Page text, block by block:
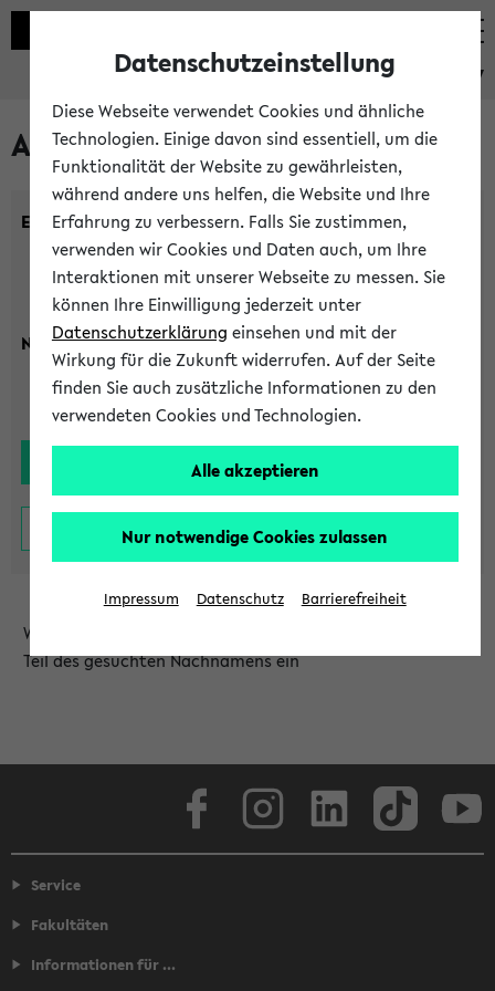
eKVV
Alle Lehrenden
Einrichtung:
Nachname:
Wählen Sie die Einrichtung aus und/oder geben Sie einen
Teil des gesuchten Nachnamens ein
Service
Fakultäten
Informationen für ...
Datenschutzeinstellung
Diese Webseite verwendet Cookies und ähnliche
Technologien. Einige davon sind essentiell, um die
Funktionalität der Website zu gewährleisten,
während andere uns helfen, die Website und Ihre
Erfahrung zu verbessern. Falls Sie zustimmen,
verwenden wir Cookies und Daten auch, um Ihre
Interaktionen mit unserer Webseite zu messen. Sie
können Ihre Einwilligung jederzeit unter
Datenschutzerklärung einsehen und mit der
Wirkung für die Zukunft widerrufen. Auf der Seite
finden Sie auch zusätzliche Informationen zu den
verwendeten Cookies und Technologien.
Alle akzeptieren
Nur notwendige Cookies zulassen
Impressum Datenschutz Barrierefreiheit